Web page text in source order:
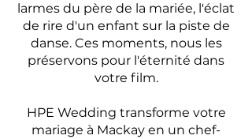
larmes du père de la mariée, l'éclat
de rire d'un enfant sur la piste de
danse. Ces moments, nous les
préservons pour l'éternité dans
votre film.
HPE Wedding transforme votre
mariage à Mackay en un chef-